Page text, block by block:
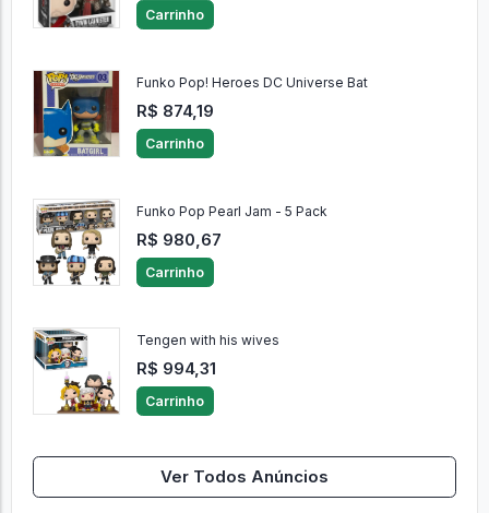
Carrinho
Funko Pop! Heroes DC Universe Bat
R$ 874,19
Carrinho
Funko Pop Pearl Jam - 5 Pack
R$ 980,67
Carrinho
Tengen with his wives
R$ 994,31
Carrinho
Ver Todos Anúncios